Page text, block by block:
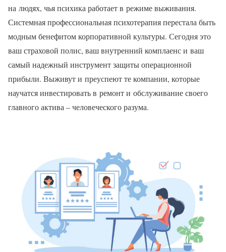
на людях, чья психика работает в режиме выживания.
Системная профессиональная психотерапия перестала быть
модным бенефитом корпоративной культуры. Сегодня это
ваш страховой полис, ваш внутренний комплаенс и ваш
самый надежный инструмент защиты операционной
прибыли. Выживут и преуспеют те компании, которые
научатся инвестировать в ремонт и обслуживание своего
главного актива – человеческого разума.